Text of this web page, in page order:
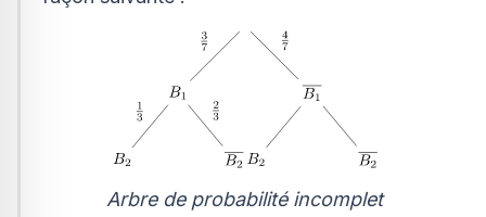
Arbre de probabilité incomplet